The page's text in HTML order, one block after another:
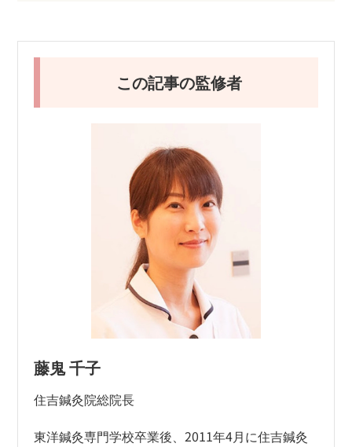
この記事の監修者
藤鬼 千子
住吉鍼灸院総院長
東洋鍼灸専門学校卒業後、2011年4月に住吉鍼灸